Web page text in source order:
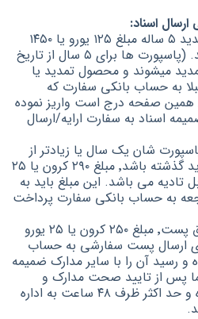
اسناد:
هزینه تمدید ۵ ساله مبلغ ۱۲۵ یورو یا ۱۴۵۰
کرون سویدنی می باشد. (پاسپورت ها برای ۵ سال از تاریخ
میشوند و محصول تمدید یا
به حساب بانکی سفارت که
صفحه درج است واریز نموده
اسناد به سفارت ارایه/ارسال
شان یک سال یا زیادتر از
تاریخ مراجعه برای تمدید گذشته باشد٬ مبلغ ۲۹۰ کرون یا ۲۵
تادیه می باشد. این مبلغ باید به
به حساب بانکی سفارت پرداخت
در صورت ارسال از طریق پست٬ مبلغ ۲۵۰ کرون یا ۲۵ یورو
ارسال پست سفارشی به حساب
و رسید آن را با سایر مدارک ضمیمه
پس از تایید صحت مدارک و
انتقال وجه٬ تمدید شده و حد اکثر ظرف ۴۸ ساعت به اداره